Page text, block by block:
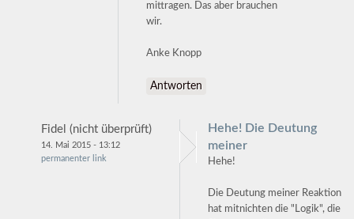
mittragen. Das aber brauchen
wir.
Anke Knopp
Antworten
Fidel (nicht überprüft)
14. Mai 2015 - 13:12
permanenter link
Hehe! Die Deutung
meiner
Hehe!
Die Deutung meiner Reaktion
hat mitnichten die "Logik", die